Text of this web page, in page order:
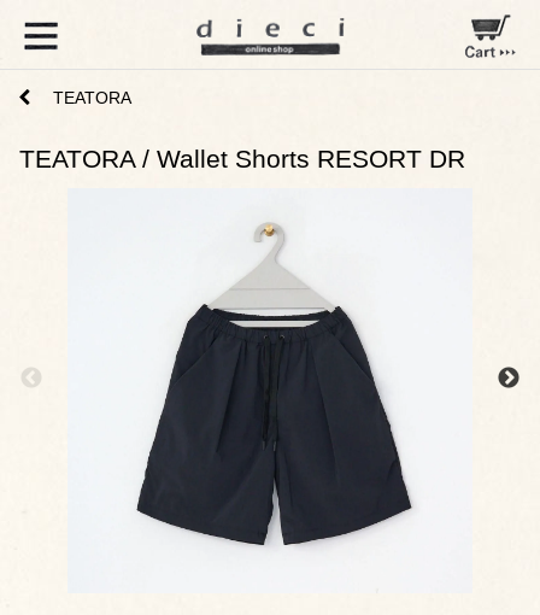
TEATORA
TEATORA / Wallet Shorts RESORT DR